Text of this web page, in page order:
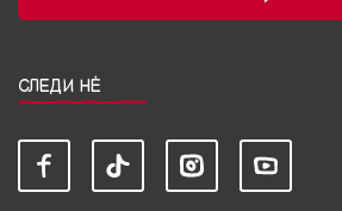
СЛЕДИ НЀ